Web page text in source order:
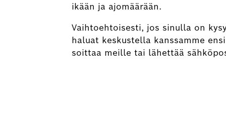
ikään ja ajomäärään.
Vaihtoehtoisesti, jos sinulla on
haluat keskustella kanssamme
soittaa meille tai lähettää